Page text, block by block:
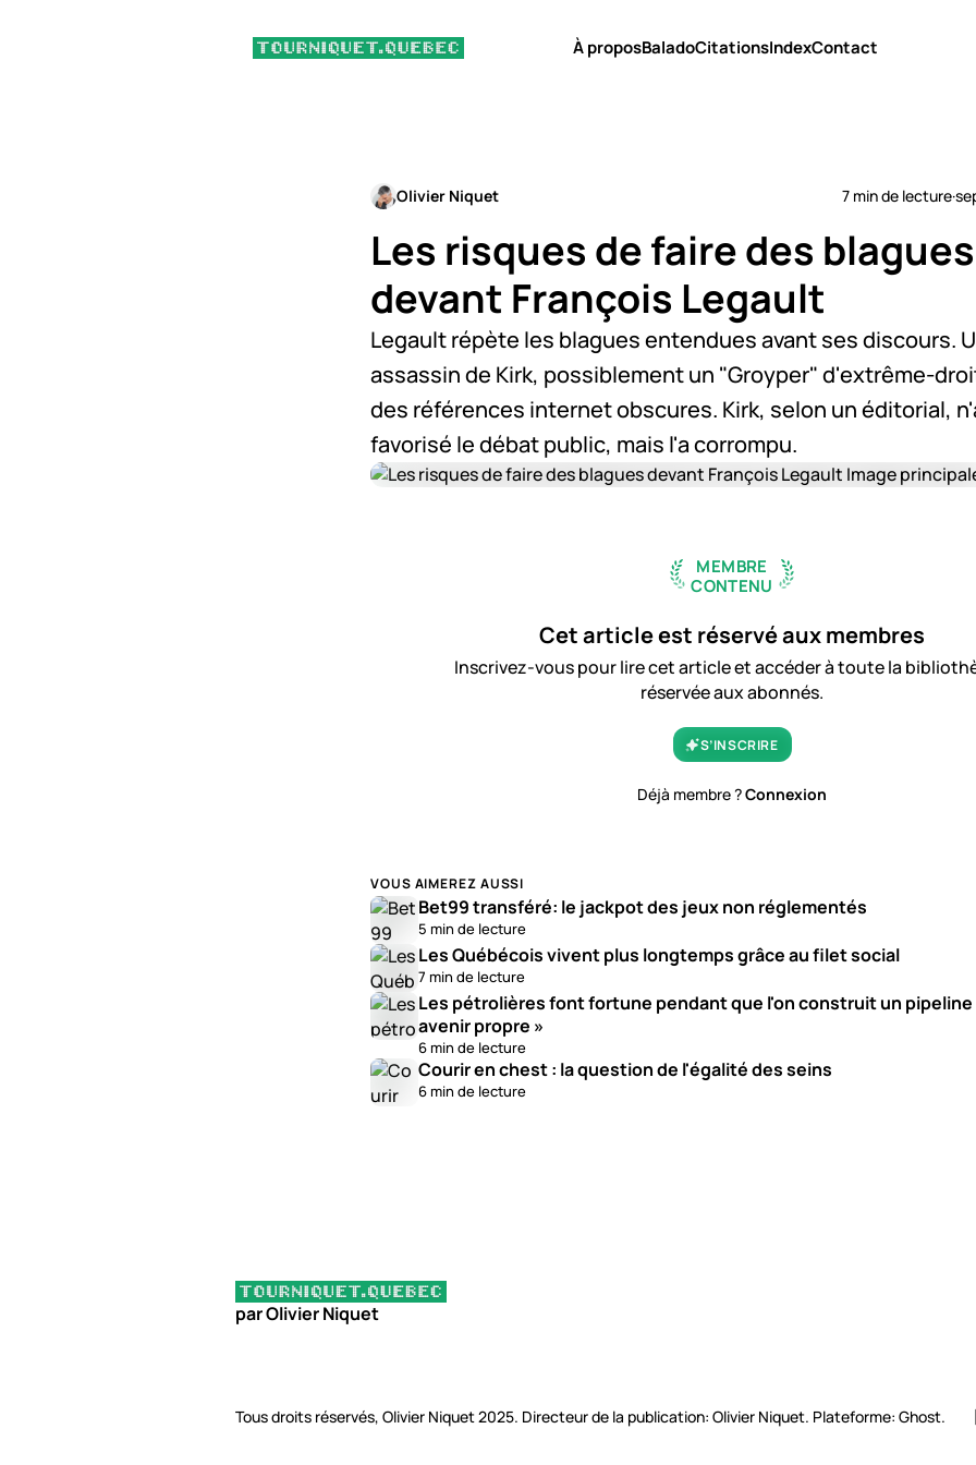
À proposBaladoCitationsIndexContact
Olivier Niquet 7 min de lecture·
Les risques de faire des blagues
devant François Legault
Legault répète les blagues entendues avant ses discours.
assassin de Kirk, possiblement un "Groyper" d'extrême-
des références internet obscures. Kirk, selon un éditorial,
favorisé le débat public, mais l'a corrompu.
MEMBRE
CONTENU
Cet article est réservé aux membres
Inscrivez-vous pour lire cet article et accéder à toute la
réservée aux abonnés.
S’INSCRIRE
Déjà membre ?Connexion
VOUS AIMEREZ AUSSI
Bet99 transféré: le jackpot des jeux non réglementés
5 min de lecture
Les Québécois vivent plus longtemps grâce au filet social
7 min de lecture
Les pétrolières font fortune pendant que l'on construit un pipeline
avenir propre »
6 min de lecture
Courir en chest : la question de l'égalité des seins
6 min de lecture
par Olivier Niquet
Tous droits réservés, Olivier Niquet 2025. Directeur de la publication: Olivier Niquet. Plateforme: Ghost.